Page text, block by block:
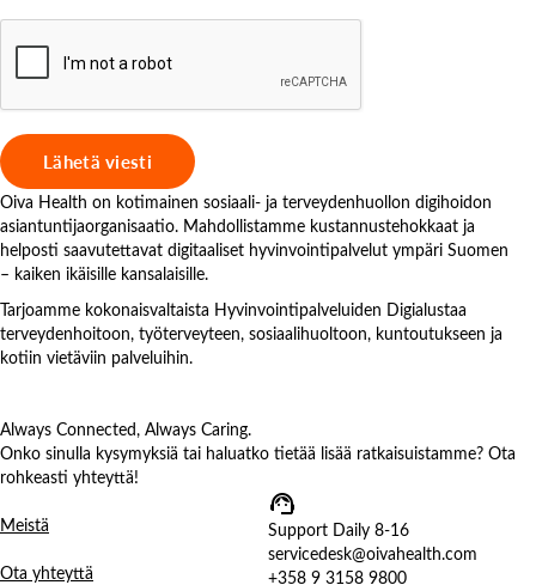
Oiva Health on kotimainen sosiaali- ja terveydenhuollon digihoidon
asiantuntijaorganisaatio. Mahdollistamme kustannustehokkaat ja
helposti saavutettavat digitaaliset hyvinvointipalvelut ympäri Suomen
– kaiken ikäisille kansalaisille.
Tarjoamme kokonaisvaltaista Hyvinvointipalveluiden Digialustaa
terveydenhoitoon, työterveyteen, sosiaalihuoltoon, kuntoutukseen ja
kotiin vietäviin palveluihin.
Always Connected, Always Caring.
Onko sinulla kysymyksiä tai haluatko tietää lisää ratkaisuistamme? Ota
rohkeasti yhteyttä!
Meistä
Ota yhteyttä
Support Daily 8-16
servicedesk@oivahealth.com
+358 9 3158 9800